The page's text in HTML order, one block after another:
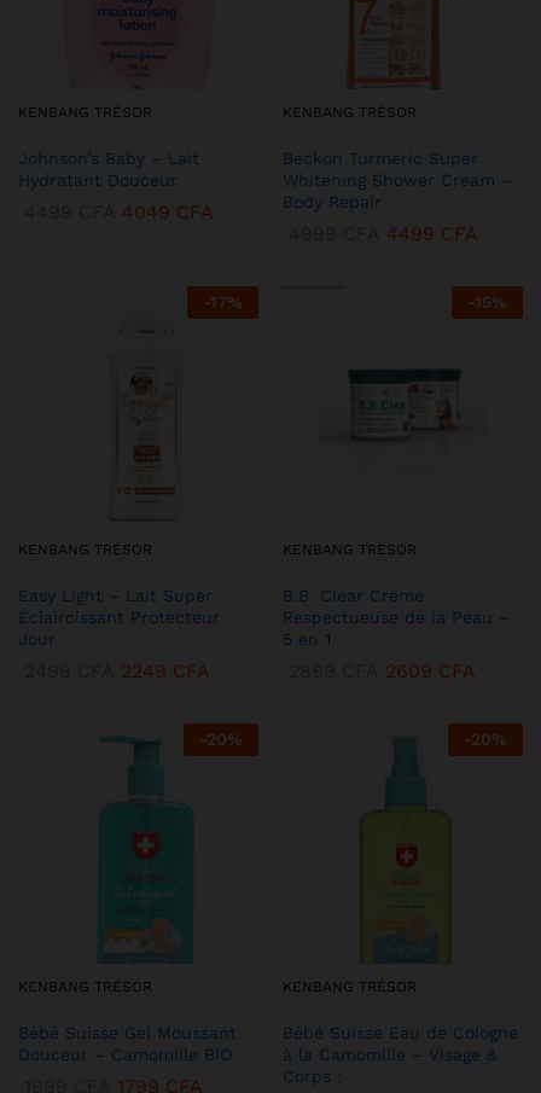
KENBANG TRÉSOR
Johnson’s Baby – Lait
Hydratant Douceur
4049 CFA
KENBANG TRÉSOR
Beckon Turmeric Super
Whitening Shower Cream –
Body Repair
4499 CFA
-17%
KENBANG TRÉSOR
Easy Light – Lait Super
Éclaircissant Protecteur
Jour
2249 CFA
-15%
KENBANG TRÉSOR
B.B. Clear Crème
Respectueuse de la Peau –
5 en 1
2609 CFA
-20%
KENBANG TRÉSOR
Bébé Suisse Gel Moussant
Douceur – Camomille BIO
1799 CFA
-20%
KENBANG TRÉSOR
Bébé Suisse Eau de Cologne
à la Camomille – Visage &
Corps :